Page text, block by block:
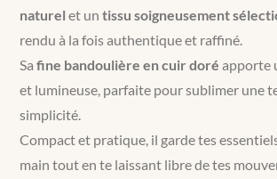
naturel et untissu soigneusement
rendu à la fois authentique et raffiné.
Safine bandoulière en cuir doré apporte
et lumineuse, parfaite pour sublimer une
simplicité.
Compact et pratique, il garde tes
main tout en te laissant libre de tes